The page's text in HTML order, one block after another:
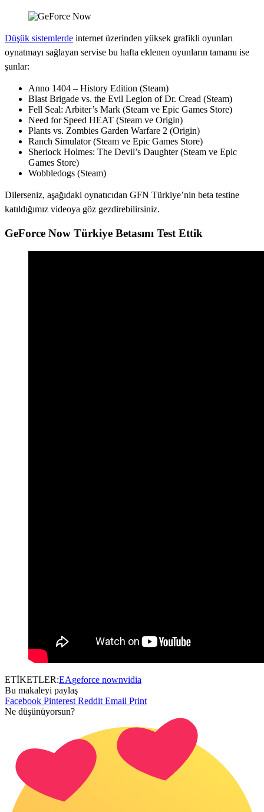
Düşük sistemlerde internet üzerinden yüksek grafikli oyunları
oynatmayı sağlayan servise bu hafta eklenen oyunların tamamı ise
şunlar:
Anno 1404 – History Edition (Steam)
Blast Brigade vs. the Evil Legion of Dr. Cread (Steam)
Fell Seal: Arbiter’s Mark (Steam ve Epic Games Store)
Need for Speed HEAT (Steam ve Origin)
Plants vs. Zombies Garden Warfare 2 (Origin)
Ranch Simulator (Steam ve Epic Games Store)
Sherlock Holmes: The Devil’s Daughter (Steam ve Epic
Games Store)
Wobbledogs (Steam)
Dilerseniz, aşağıdaki oynatıcıdan GFN Türkiye’nin beta testine
katıldığımız videoya göz gezdirebilirsiniz.
GeForce Now Türkiye Betasını Test Ettik
ETİKETLER:EAgeforce nownvidia
Bu makaleyi paylaş
Facebook Pinterest Reddit Email Print
Ne düşünüyorsun?